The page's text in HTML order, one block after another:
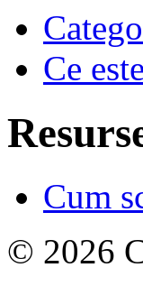
Ce
Cum
© 2026